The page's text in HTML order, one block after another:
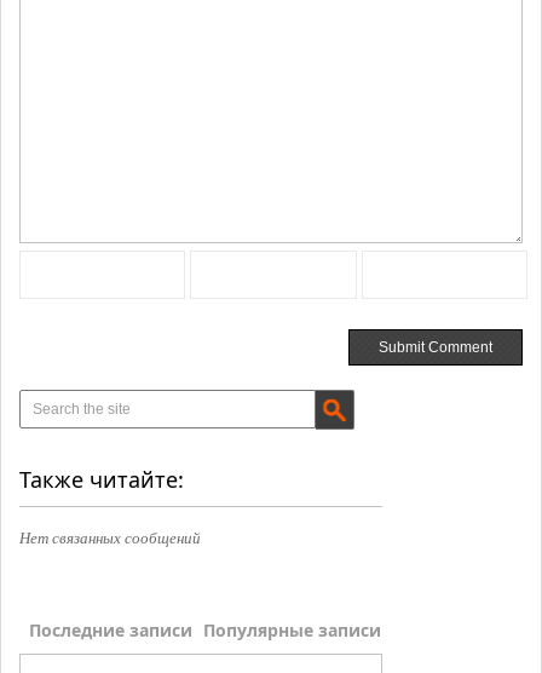
Также читайте:
Нет связанных сообщений
Последние записи Популярные записи